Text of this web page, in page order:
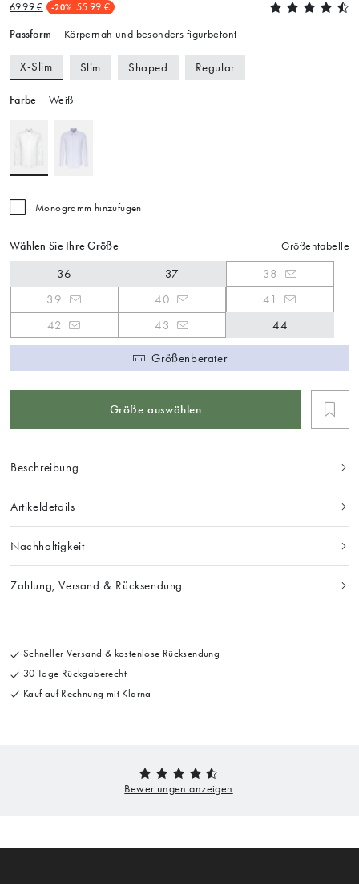
69.99 € -20% 55.99 €
Passform Körpernah und besonders figurbetont
X-Slim Slim Shaped Regular
Farbe Weiß
Monogramm hinzufügen
Wählen Sie Ihre Größe Größentabelle
36 37
38
39
40
41
42
43 44
Größenberater
Größe auswählen
Beschreibung
Artikeldetails
Nachhaltigkeit
Zahlung, Versand & Rücksendung
Schneller Versand & kostenlose Rücksendung
30 Tage Rückgaberecht
Kauf auf Rechnung mit Klarna